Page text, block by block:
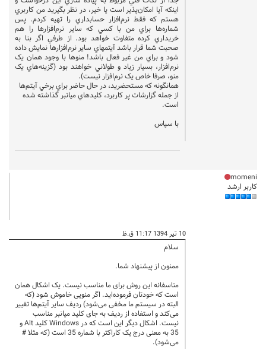
اينکه آيا امکان‌پذير است يا خير، در نظر بگيريد من کاربري
هستم که فقط نرم‌افزار حسابداري را تهيه کردم. پس
شماره‌ها براي من با کسي که ساير نرم‌افزارها را هم
خريداري کرده متفاوت خواهد بود. از طرفي اگر بنا به
صحبت شما قرار باشد آيتمهاي ساير نرم‌افزارها نمايش داده
شود و براي من غير فعال باشد! منوها با وجود همان يک
نرم‌افزار، بسيار زياد و طولاني خواهند بود (گزينه‌هاي يک
منو، صرفا خاص يک نرم‌افزار نيست).
همانگونه که مستحضريد، در حال حاضر براي برخي آيتم‌ها
از جمله گزارشات پر کاربرد، کليدهاي ميانبر گذاشته شده
است.
با سپاس
momeni
کاربر ارشد
10 تیر 1394 11:17 ق.ظ
سلام
ممنون از پیشنهاد شما.
متاسفانه این روش برای ما مناسب نیست. یک اشکال همان
است که خودتان فرموده‌اید. اگر منویی خاموش شود (که
البته در سیستم ما مخفی می‌شود) ردیف سایر آیتم‌ها تغییر
می‌کند و استفاده از ردیف به جای کلید میانبر مناسب
نیست. اشکال دیگر این است که در Windows کلید Alt و
35 به معنی درج یک کاراکتر با شماره 35 است (که مثلا #
می‌شود).